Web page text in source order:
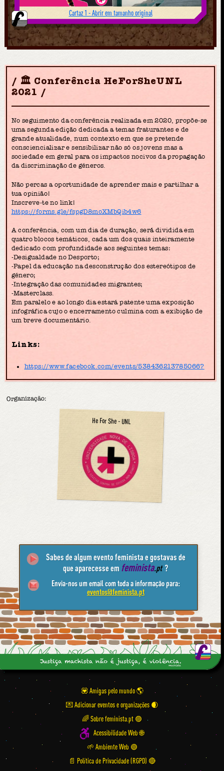
Cartaz 1 - Abrir em tamanho original
🏛 Conferência HeForSheUNL
2021
No seguimento da conferência realizada em 2020, propõe-se
uma segunda edição dedicada a temas fraturantes e de
grande atualidade, num contexto em que se pretende
consciencializar e sensibilizar não só os jovens mas a
sociedade em geral para os impactos nocivos da propagação
da discriminação de géneros.
Não percas a oportunidade de aprender mais e partilhar a
tua opinião!
Inscreve-te no link!
https://forms.gle/fspgD8moXMbQib4w6
A conferência, com um dia de duração, será́ dividida em
quatro blocos temáticos, cada um dos quais inteiramente
dedicado com profundidade aos seguintes temas:
-Desigualdade no Desporto;
-Papel da educação na desconstrução dos estereótipos de
género;
-Integração das comunidades migrantes;
-Masterclass.
Em paralelo e ao longo dia estará patente uma exposição
infográfica cujo o encerramento culmina com a exibição de
um breve documentário.
Links:
https://www.facebook.com/events/538436213785066?
Organização:
He For She - UNL
Sabes de algum evento feminista e gostavas de
que aparecesse em feminista.pt ?
Envia-nos um email com toda a informação para:
eventos@feminista.pt
💟 Amigas pelo mundo
💌 Adicionar eventos e organizações
🌈 Sobre feminista.pt 🟣
Acessibilidade Web 🌐
🌱 Ambiente Web 🟢
📄 Política de Privacidade (RGPD) 🔴